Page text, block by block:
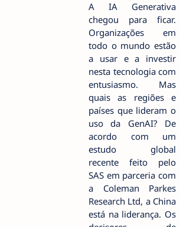
A IA Generativa
chegou para ficar.
Organizações em
todo o mundo estão
a usar e a investir
nesta tecnologia com
entusiasmo. Mas
quais as regiões e
países que lideram o
uso da GenAI? De
acordo com um
estudo global
recente feito pelo
SAS em parceria com
a Coleman Parkes
Research Ltd, a China
está na liderança. Os